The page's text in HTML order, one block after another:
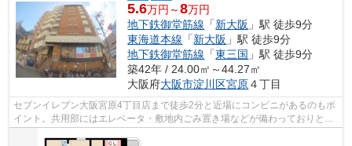
5.6万円～8万円
地下鉄御堂筋線 「新大阪 」駅 徒歩9分
東海道本線 「新大阪 」駅 徒歩9分
地下鉄御堂筋線 「東三国 」駅 徒歩9分
築42年 / 24.00㎡～44.27㎡
大阪府大阪市淀川区宮原４丁目
セブンイレブン大阪宮原4丁目店まで徒歩2分と近場にコンビニがあるのもポ
イント。共用部にはエレベータ・敷地内ごみ置き場などが備わっておりとて